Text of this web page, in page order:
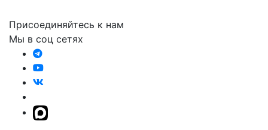
Присоединяйтесь к нам
Мы в соц сетях